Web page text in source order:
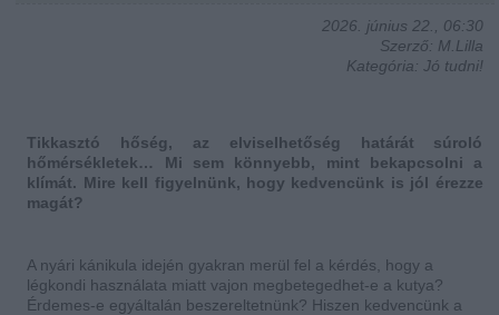
2026. június 22., 06:30
Szerző: M.Lilla
Kategória: Jó tudni!
Tikkasztó hőség, az elviselhetőség határát súroló
hőmérsékletek… Mi sem könnyebb, mint bekapcsolni a
klímát. Mire kell figyelnünk, hogy kedvencünk is jól érezze
magát?
A nyári kánikula idején gyakran merül fel a kérdés, hogy a
légkondi használata miatt vajon megbetegedhet-e a kutya?
Érdemes-e egyáltalán beszereltetnünk? Hiszen kedvencünk a